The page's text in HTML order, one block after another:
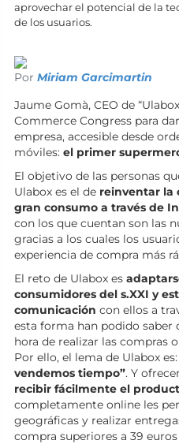
aprovechar el potencial de la
de los usuarios.
Por Miriam Garcimartin
Jaume Gomà, CEO de
Commerce Congress para
empresa, accesible desde
móviles: el primer
El objetivo de las personas
Ulabox es el de reinventar la
gran consumo a través de
con los que cuentan son las
gracias a los cuales los
experiencia de compra más
El reto de Ulabox es
consumidores del s.XXI y
comunicación con ellos a
esta forma han podido saber
hora de realizar las compras
Por ello, el lema de Ulabox es:
vendemos tiempo”. Y
recibir fácilmente el
completamente online les
geográficas y realizar
compra superiores a 39